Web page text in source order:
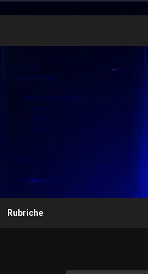
Rubriche